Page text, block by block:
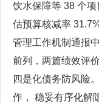
饮水保障等 38 个
估预算核减率
管理工作机制通报
前列，两篇绩效评
四是化债务防风险
作， 稳妥有序化解